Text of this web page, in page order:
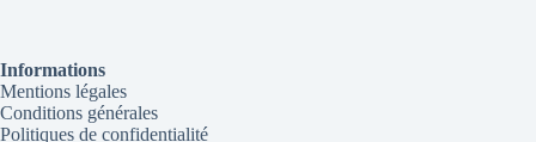
Informations
Mentions légales
Conditions générales
Politiques de confidentialité